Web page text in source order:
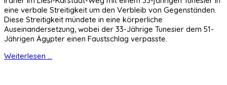
eine verbale Streitigkeit um den Verbleib von Gegenständen.
Diese Streitigkeit mündete in eine körperliche
Auseinandersetzung, wobei der 33-Jährige Tunesier dem 51-
Jährigen Ägypter einen Faustschlag verpasste.
Weiterlesen ...